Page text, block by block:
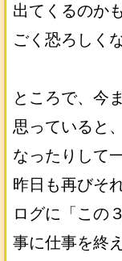
出てくるのか
ごく恐ろしく
ところで、今
思っていると
なったりして
昨日も再びそ
ログに「この
事に仕事を終